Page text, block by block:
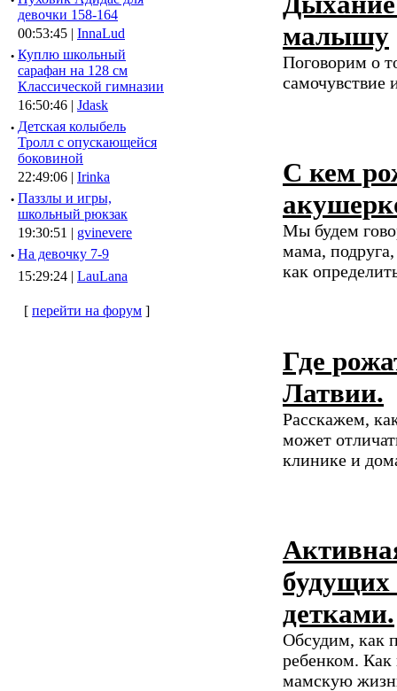
девочки 158-164
00:53:45 | InnaLud
· Куплю школьный
сарафан на 128 см
Классической гимназии
16:50:46 | Jdask
· Детская колыбель
Тролл с опускающейся
боковиной
22:49:06 | Irinka
· Паззлы и игры,
школьный рюкзак
19:30:51 | gvinevere
· Hа девочку 7-9
15:29:24 | LauLana
[ перейти на форум ]
малышу
Поговорим о
самочувствие
С кем
Мы будем
мама,
как
Где
Латвии.
Расскажем,
может
клинике и
детками.
Обсудим, как
ребенком. Как
мамскую